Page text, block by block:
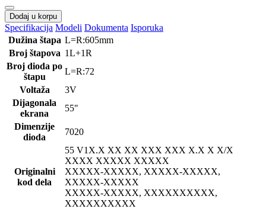
Dodaj u korpu
Specifikacija Modeli Dokumenta Isporuka
Dužina štapa L=R:605mm
Broj štapova 1L+1R
Broj dioda po
štapu
L=R:72
Voltaža
3V
Dijagonala
ekrana
55"
Dimenzije
dioda
7020
Originalni
kod dela
55 V1 X.X XX XX XXX XXX X.X X X/X
XXXX XXXXX XXXXX
XXXXX-XXXXX, XXXXX-XXXXX,
XXXXX-XXXXX
XXXXX-XXXXX, XXXXXXXXXX,
XXXXXXXXXX